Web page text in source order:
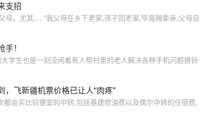
支招
。尤其,... “我父母在乡下老家,孩子回老家,毕竟隔辈亲,父母自
！
学生也是一刻没闲着有人帮村里的老人解决各种手机问题换铃
飞新疆机票价格已让人“肉疼”
会买比较便宜的中转,包括基建燃油费以及偶尔中转的住宿费,